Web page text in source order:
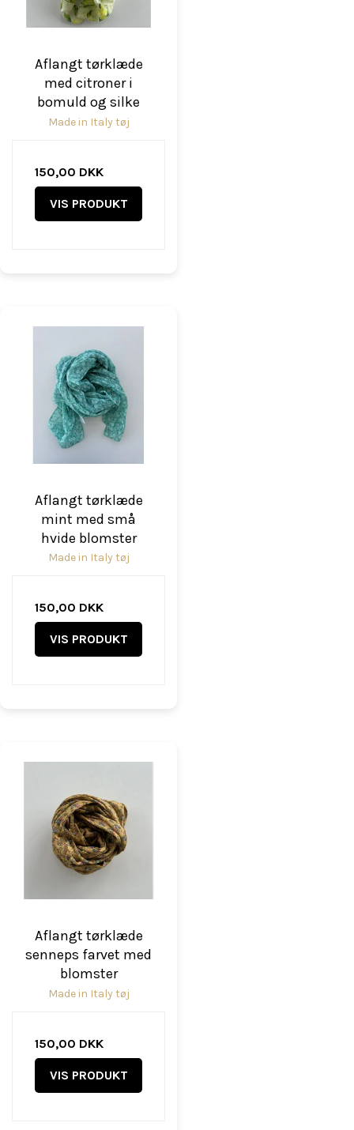
Aflangt tørklæde
med citroner i
bomuld og silke
Made in Italy tøj
150,00 DKK
VIS PRODUKT
Aflangt tørklæde
mint med små
hvide blomster
Made in Italy tøj
150,00 DKK
VIS PRODUKT
Aflangt tørklæde
senneps farvet med
blomster
Made in Italy tøj
150,00 DKK
VIS PRODUKT